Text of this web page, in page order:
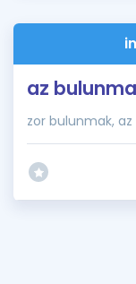
İngilizce
az
zor bulunmak,